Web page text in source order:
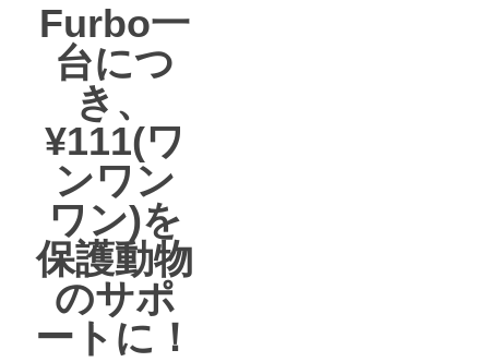
Furbo一
台につ
き、
¥111(ワ
ンワン
ワン)を
保護動物
のサポ
ートに！